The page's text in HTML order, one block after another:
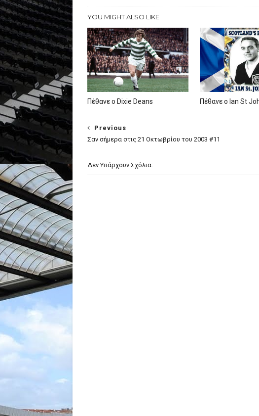
YOU MIGHT ALSO LIKE
Πέθανε ο Dixie Deans Πέθανε ο Ian St
Previous
Σαν σήμερα στις 21 Οκτωβρίου του 2003 #11
Δεν Υπάρχουν Σχόλια: